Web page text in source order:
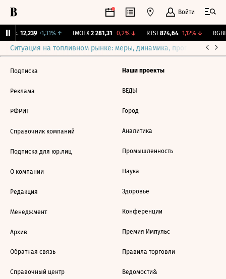
Войти
12,239 +1,31%↑ IMOEX 2 281,31 -0,2%↓ RTSI 874,64 -1,12%↓ RGBI
Ситуация на топливном рынке: меры, динамика, прогнозы
Подписка
Реклама
РФРИТ
Справочник компаний
Подписка для юр.лиц
О компании
Редакция
Менеджмент
Архив
Обратная связь
Справочный центр
Наши проекты
ВЕДЫ
Город
Аналитика
Промышленность
Наука
Здоровье
Конференции
Премия Импульс
Правила торговли
Ведомости&